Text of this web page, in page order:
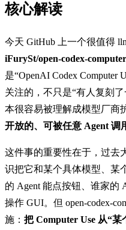
核心解读
今天 GitHub 上一个很值得
iFurySt/open-codex-
是“OpenAI Codex Computer
关注的，不只是“有人复刻
本很容易被理解成模型厂商
开放的、可被任意 Agent 调
这件事的重要性在于，过去
识把它和某个具体模型、某
的 Agent 能点按钮、谁家的
操作 GUI。但 open-codex-
施： 把 Computer Use 从“